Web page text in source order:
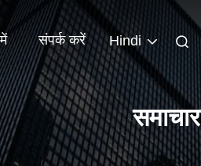
संपर्क करें Hindi
समाचार